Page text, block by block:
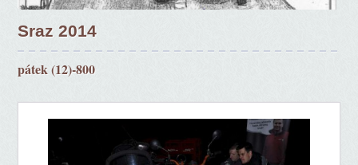
Sraz 2014
pátek (12)-800